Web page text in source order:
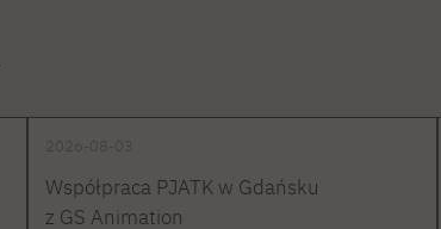
Współpraca PJATK w Gdańsku
z GS Animation